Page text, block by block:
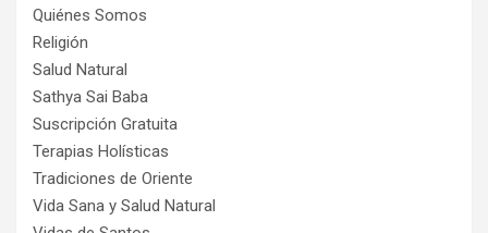
Quiénes Somos
Religión
Salud Natural
Sathya Sai Baba
Suscripción Gratuita
Terapias Holísticas
Tradiciones de Oriente
Vida Sana y Salud Natural